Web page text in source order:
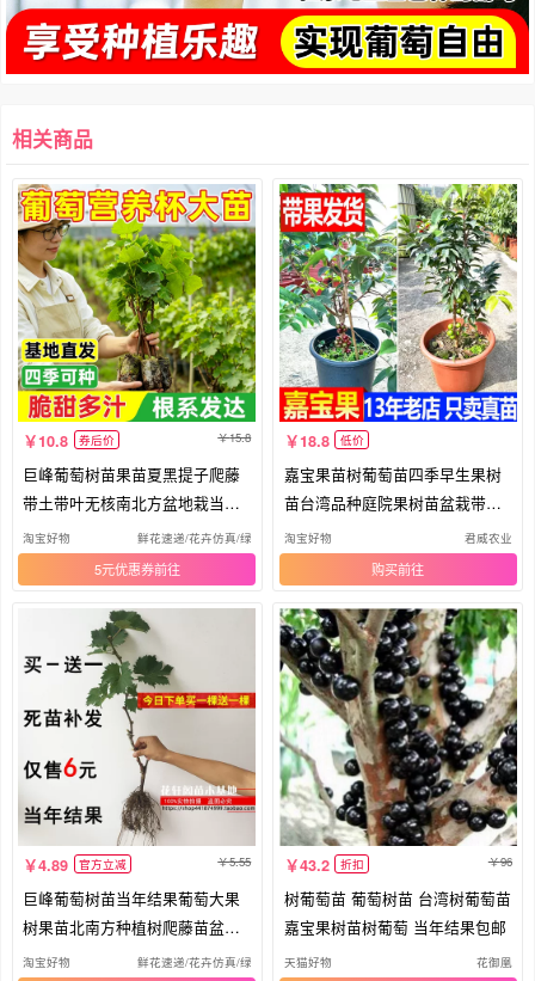
相关商品
10.8 券后价 15.8
巨峰葡萄树苗果苗夏黑提子爬藤
带土带叶无核南北方盆地栽当年
结果
淘宝好物 鲜花速递/花卉仿真/绿植园艺
5元优惠券
18.8 低价
嘉宝果苗树葡萄苗四季早生果树
苗台湾品种庭院果树苗盆栽带果
发货
淘宝好物 君威农业
购买
4.89 官方立减 5.55
巨峰葡萄树苖当年结果葡萄大果
树果苗北南方种植树爬藤苗盆栽
地栽
淘宝好物 鲜花速递/花卉仿真/绿植园艺
43.2 折扣 96
树葡萄苗 葡萄树苗 台湾树葡萄苗
嘉宝果树苗树葡萄 当年结果包邮
天猫好物 花御凰